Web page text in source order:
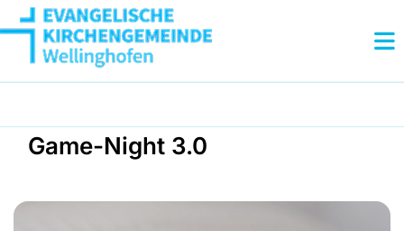
Game-Night 3.0